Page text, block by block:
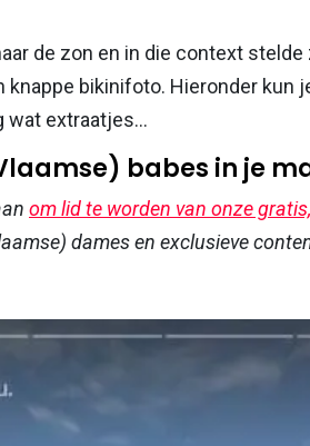
de zon en in die context stelde
bikinifoto. Hieronder kun
wat extraatjes...
babes in je
om lid te worden van onze
dames en exclusieve